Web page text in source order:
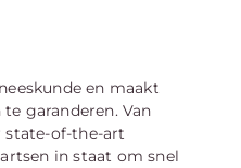
en maakt
garanderen. Van
state-of-the-art
in staat om snel